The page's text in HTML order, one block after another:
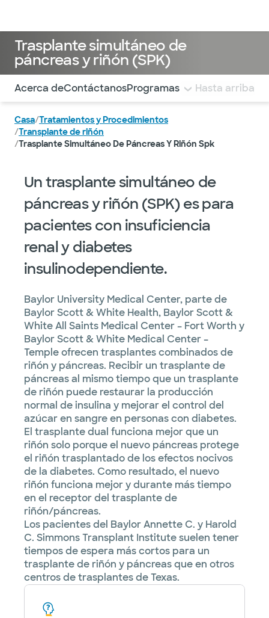
Trasplante simultáneo de
páncreas y riñón (SPK)
Utilice esta navegación para saltar rápidamente a
Acerca deContáctanosProgramas de trasplanteDos
Hasta arriba
Casa/Tratamientos y Procedimientos
/Transplante de riñón
/Trasplante Simultáneo De Páncreas Y Riñón Spk
Un trasplante simultáneo de
páncreas y riñón (SPK) es para
pacientes con insuficiencia
renal y diabetes
insulinodependiente.
Baylor University Medical Center, parte de
Baylor Scott & White Health, Baylor Scott &
White All Saints Medical Center – Fort Worth y
Baylor Scott & White Medical Center –
Temple ofrecen trasplantes combinados de
riñón y páncreas. Recibir un trasplante de
páncreas al mismo tiempo que un trasplante
de riñón puede restaurar la producción
normal de insulina y mejorar el control del
azúcar en sangre en personas con diabetes.
El trasplante dual funciona mejor que un
riñón solo porque el nuevo páncreas protege
el riñón trasplantado de los efectos nocivos
de la diabetes. Como resultado, el nuevo
riñón funciona mejor y durante más tiempo
en el receptor del trasplante de
riñón/páncreas.
Los pacientes del Baylor Annette C. y Harold
C. Simmons Transplant Institute suelen tener
tiempos de espera más cortos para un
trasplante de riñón y páncreas que en otros
centros de trasplantes de Texas.